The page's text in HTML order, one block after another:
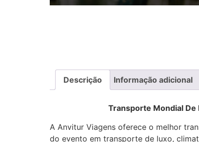
Descrição Informação adicional
Transporte Mondial De La
A Anvitur Viagens oferece o melhor
do evento em transporte de luxo,